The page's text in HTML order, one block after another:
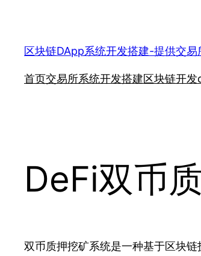
区块链DApp系统开发搭建-提供交
首页交易所系统开发搭建区块链开发
DeFi双币
双币质押挖矿系统是一种基于区块